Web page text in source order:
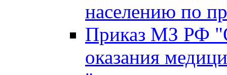
населению по
Приказ МЗ РФ
оказания